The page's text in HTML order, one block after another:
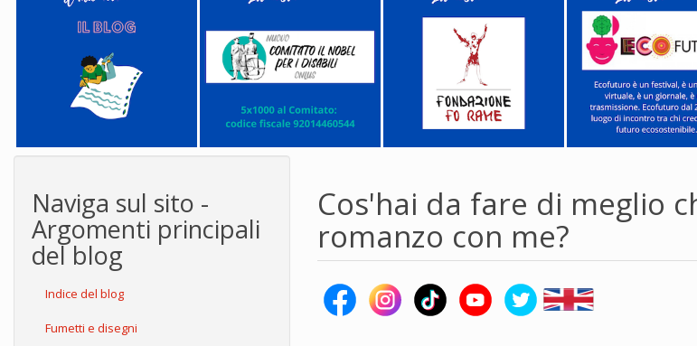
Naviga sul sito -
Argomenti principali
del blog
Indice del blog
Fumetti e disegni
Cos'hai da fare di meglio
romanzo con me?